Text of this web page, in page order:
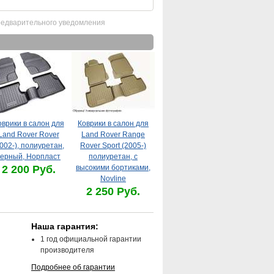
уведомления
в салон для
Rover Rover
), полиуретан,
Норпласт
2 200 Руб.
Коврики в салон для
Land Rover Range
Rover Sport (2005-)
полиуретан, с
высокими бортиками,
Novline
2 250 Руб.
Наша гарантия:
1 год официальной гарантии
производителя
Подробнее об гарантии